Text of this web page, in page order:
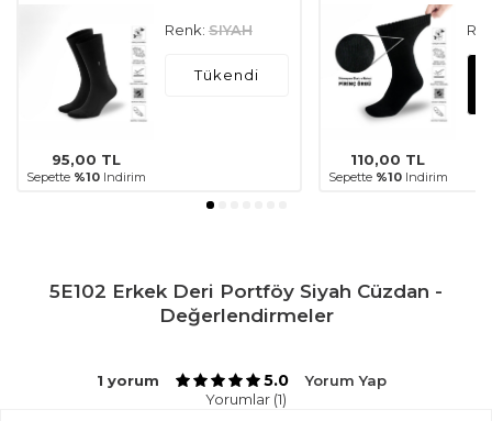
95,00 TL
Sepette %10Indirim
Renk: SIYAH
Tükendi
110,00 TL
Sepette %10Indirim
5E102 Erkek Deri Portföy Siyah Cüzdan -
Değerlendirmeler
1 yorum 5.0
Yorum Yap
Yorumlar (1)